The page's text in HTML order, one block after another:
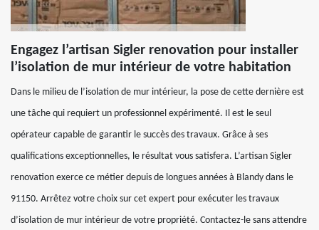
Engagez l’artisan Sigler renovation pour installer
l’isolation de mur intérieur de votre habitation
Dans le milieu de l’isolation de mur intérieur, la pose de cette dernière est
une tâche qui requiert un professionnel expérimenté. Il est le seul
opérateur capable de garantir le succès des travaux. Grâce à ses
qualifications exceptionnelles, le résultat vous satisfera. L’artisan Sigler
renovation exerce ce métier depuis de longues années à Blandy dans le
91150. Arrêtez votre choix sur cet expert pour exécuter les travaux
d’isolation de mur intérieur de votre propriété. Contactez-le sans attendre